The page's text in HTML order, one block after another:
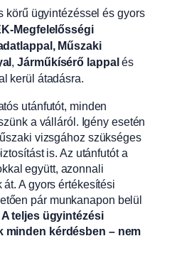
körű ügyintézéssel és gyors
Megfelelősségi
Műszaki
,Járműkísérő lappal és
kerül átadásra.
utánfutót, minden
a válláról. Igény esetén
vizsgához szükséges
is. Az utánfutót a
együtt, azonnali
A gyors értékesítési
pár munkanapon belül
A teljes ügyintézési
minden kérdésben – nem